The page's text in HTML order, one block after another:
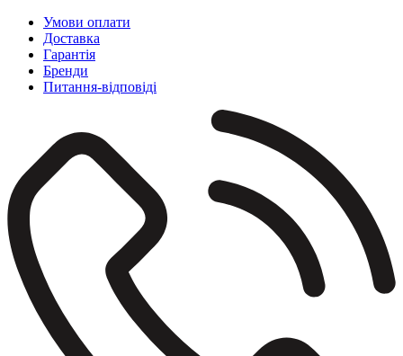
Умови оплати
Доставка
Гарантія
Бренди
Питання-відповіді